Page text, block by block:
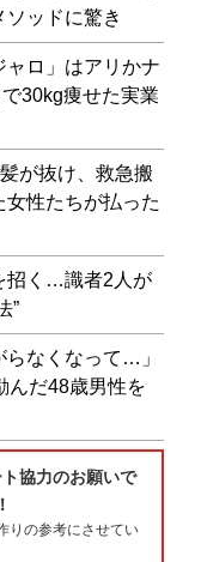
ソッドに驚き
ロ」はアリかナ
30kg痩せた実業
が抜け、救急搬
性たちが払った
招く…識者2人が
”
らなくなって…」
んだ48歳男性を